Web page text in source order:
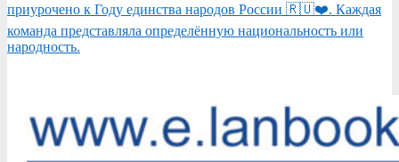
приурочено к Году единства народов России 🇷🇺❤️. Каждая
команда представляла определённую национальность или
народность.